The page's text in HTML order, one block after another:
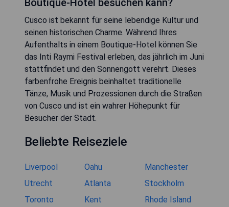
Boutique-Hotel besuchen kann?
Cusco ist bekannt für seine lebendige Kultur und
seinen historischen Charme. Während Ihres
Aufenthalts in einem Boutique-Hotel können Sie
das Inti Raymi Festival erleben, das jährlich im Juni
stattfindet und den Sonnengott verehrt. Dieses
farbenfrohe Ereignis beinhaltet traditionelle
Tänze, Musik und Prozessionen durch die Straßen
von Cusco und ist ein wahrer Höhepunkt für
Besucher der Stadt.
Beliebte Reiseziele
Liverpool Oahu
Manchester
Utrecht
Atlanta
Stockholm
Toronto
Kent
Rhode Island